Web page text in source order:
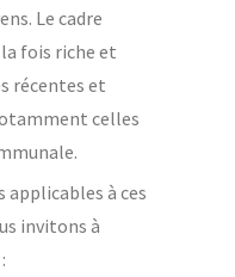
Le cadre
fois riche et
récentes et
celles
applicables à ces
invitons à